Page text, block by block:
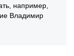
например,
Владимир